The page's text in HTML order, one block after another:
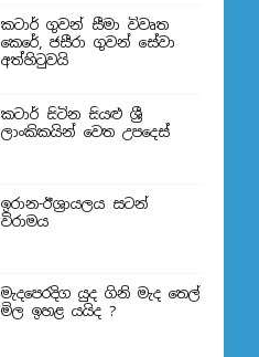
කටාර් ගුවන් සීමා විවෘත
කෙරේ, ජසීරා ගුවන් සේවා
අත්හි‍ටුවයි
කටාර් සිටින සියළු ශ්‍රී
ලාංකිකයින් වෙත උපදෙස්
ඉරාන-ඊශ්‍රායලය සටන්
විරාමය
මැදපෙරදිග යුද ගිනි මැද තෙල්
මිල ඉහළ යයිද ?